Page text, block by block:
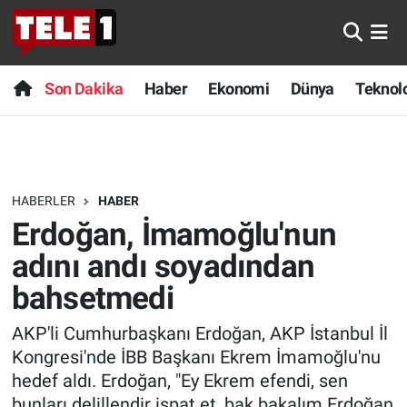
Son Dakika Haber Ekonomi Dünya
HABERLER HABER
Erdoğan, İmamoğlu'nun
adını andı soyadından
bahsetmedi
AKP'li Cumhurbaşkanı Erdoğan, AKP İstanbul İl
Kongresi'nde İBB Başkanı Ekrem İmamoğlu'nu
hedef aldı. Erdoğan, "Ey Ekrem efendi, sen
Anında Manşet
Başka Sohbetler
Bilim turu
Bilim ve Teknoloji Evreni
Doğa Konuşuyor
Dünya
Ege Saati
Son Dakika
Haber
Dünya
Teknoloji
Sağlık
Spor
Yayın Akışı
Nöbetçi Eczaneler
Hava Durumu
Trafik Durumu
Süper Lig Puan Durumu ve Fikstür
Tüm Manşetler
Son Dakika Haberleri
Haber Arşivi